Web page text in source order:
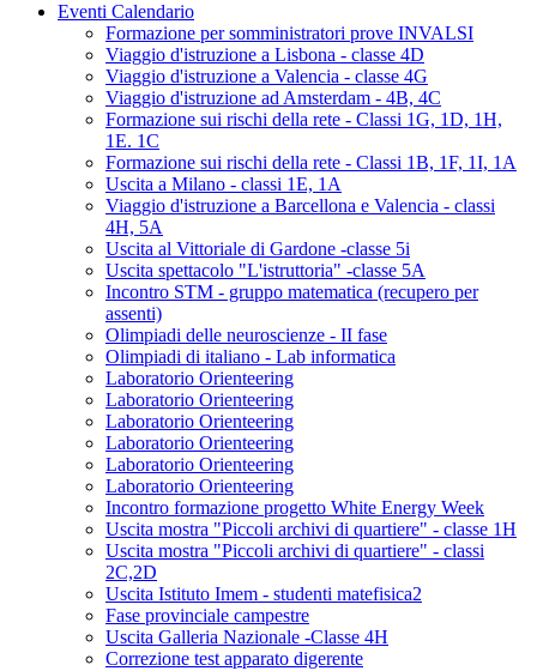
Eventi Calendario
Formazione per somministratori prove INVALSI
Viaggio d'istruzione a Lisbona - classe 4D
Viaggio d'istruzione a Valencia - classe 4G
Viaggio d'istruzione ad Amsterdam - 4B, 4C
Formazione sui rischi della rete - Classi 1G, 1D, 1H,
1E. 1C
Formazione sui rischi della rete - Classi 1B, 1F, 1I, 1A
Uscita a Milano - classi 1E, 1A
Viaggio d'istruzione a Barcellona e Valencia - classi
4H, 5A
Uscita al Vittoriale di Gardone -classe 5i
Uscita spettacolo "L'istruttoria" -classe 5A
Incontro STM - gruppo matematica (recupero per
assenti)
Olimpiadi delle neuroscienze - II fase
Olimpiadi di italiano - Lab informatica
Laboratorio Orienteering
Laboratorio Orienteering
Laboratorio Orienteering
Laboratorio Orienteering
Laboratorio Orienteering
Laboratorio Orienteering
Incontro formazione progetto White Energy Week
Uscita mostra "Piccoli archivi di quartiere" - classe 1H
Uscita mostra "Piccoli archivi di quartiere" - classi
2C,2D
Uscita Istituto Imem - studenti matefisica2
Fase provinciale campestre
Uscita Galleria Nazionale -Classe 4H
Correzione test apparato digerente